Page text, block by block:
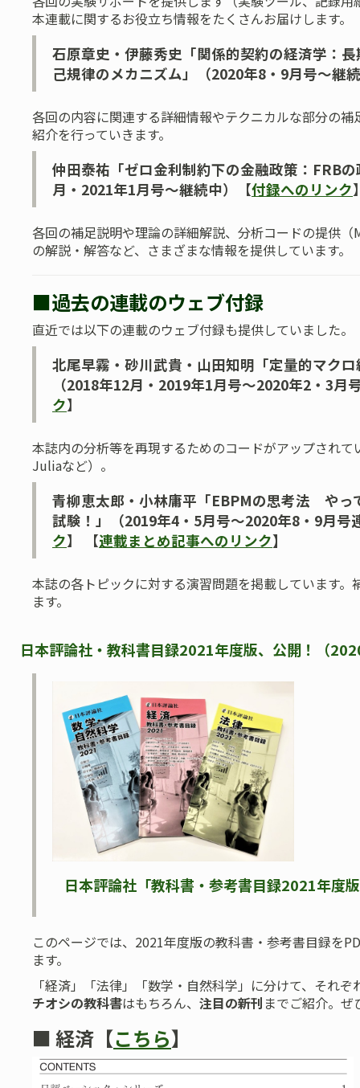
本連載に関するお役立ち情報をたくさんお届けします。
石原章史・伊藤秀史「関係的契約の経済学：
己規律のメカニズム」（2020年8・9月号～継
各回の内容に関連する詳細情報やテクニカルな部分の
紹介を行っていきます。
仲田泰祐「ゼロ金利制約下の金融政策：FRB
月・2021年1月号～継続中）
【付録へのリンク
各回の補足説明や理論の詳細解説、分析コードの提供（
の解説・解答など、さまざまな情報を提供しています。
■過去の連載のウェブ付録
直近では以下の連載のウェブ付録も提供していました。
北尾早霧・砂川武貴・山田知明「定量的マク
（2018年12月・2019年1月号～2020年2・3月
ク】
本誌内の分析等を再現するためのコードがアップされ
Juliaなど）。
青柳恵太郎・小林庸平「EBPMの思考法 やっ
試験！」（2019年4・5月号～2020年8・9月号
ク】 【連載まとめ記事へのリンク】
本誌の各トピックに対する演習問題を掲載しています
ます。
日本評論社・教科書目録2021年度版、公開！（
日本評論社「教科書・参考書目録2021年度版
このページでは、2021年度版の教科書・参考書目録を
ます。
「経済」「法律」「数学・自然科学」に分けて、それ
チオシの教科書はもちろん、 注目の新刊 までご紹介。
■ 経済【こちら】